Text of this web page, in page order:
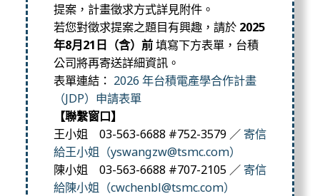
提案，計畫徵求方式詳見附件。
若您對徵求提案之題目有興趣，請於 2025
年8月21日（含）前填寫下方表單，台積
公司將再寄送詳細資訊。
表單連結： 2026 年台積電產學合作計畫
（JDP）申請表單
【聯繫窗口】
王小姐 03-563-6688 #752-3579 ／ 寄信
給王小姐（yswangzw@tsmc.com）
陳小姐 03-563-6688 #707-2105 ／ 寄信
給陳小姐（cwchenbl@tsmc.com）